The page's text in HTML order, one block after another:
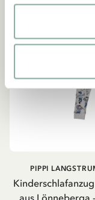
aus Lönneberga
PIPPI